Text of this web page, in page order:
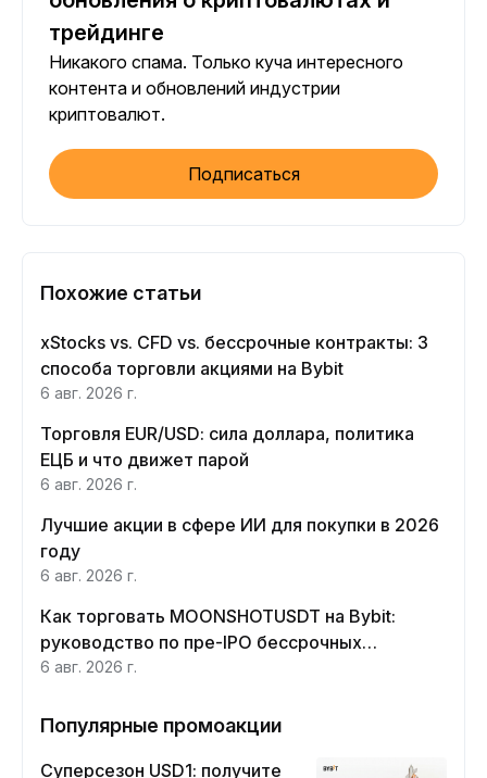
трейдинге
Никакого спама. Только куча интересного
контента и обновлений индустрии
криптовалют.
Подписаться
Похожие статьи
xStocks vs. CFD vs. бессрочные контракты: 3
способа торговли акциями на Bybit
6 авг. 2026 г.
Торговля EUR/USD: сила доллара, политика
ЕЦБ и что движет парой
6 авг. 2026 г.
Лучшие акции в сфере ИИ для покупки в 2026
году
6 авг. 2026 г.
Как торговать MOONSHOTUSDT на Bybit:
руководство по пре-IPO бессрочных
контрактов Moonshot AI
6 авг. 2026 г.
Популярные промоакции
Суперсезон USD1: получите